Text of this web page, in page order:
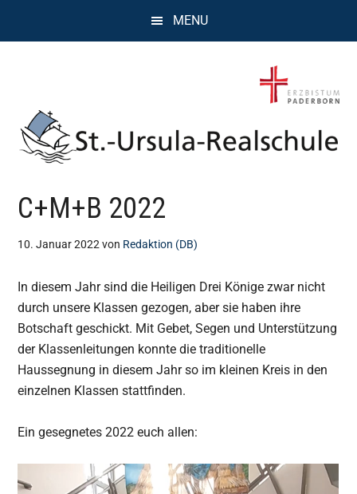
MENU
St.
Ursula
Realschule
Attendorn
Kompetenz,
Persönlichkeit,
Chancen
C+M+B 2022
10. Januar 2022von Redaktion (DB)
In diesem Jahr sind die Heiligen Drei Könige zwar nicht
durch unsere Klassen gezogen, aber sie haben ihre
Botschaft geschickt. Mit Gebet, Segen und Unterstützung
der Klassenleitungen konnte die traditionelle
Haussegnung in diesem Jahr so im kleinen Kreis in den
einzelnen Klassen stattfinden.
Ein gesegnetes 2022 euch allen: